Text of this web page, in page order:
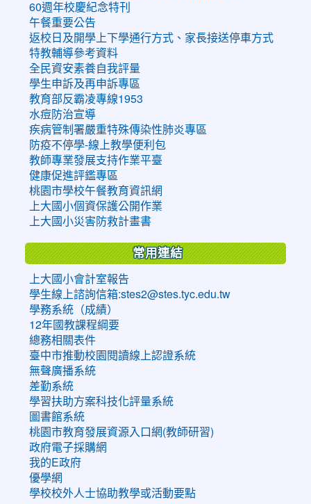
60週年校慶紀念特刊
午餐重要公告
返校日及開學上下學通行方式、家長接送停車方式
特教輔導參考資料
全民資安素養自我評量
學生申訴及再申訴專區
教育部反霸凌專線1953
水痘防治宣導
疾病管制署嚴重特殊傳染性肺炎專區
防疫不停學-線上教學便利包
教師專業發展支持作業平臺
健康促進評鑑專區
桃園市學校午餐教育資訊網
上大國小個資保護公開作業
上大國小災害防救計畫書
常用連結
上大國小會計室報告
學生線上諮詢信箱:stes2@stes.tyc.edu.tw
學務系統（成績）
12年國教課程綱要
總務相關表件
臺中市推動校園閱讀線上認證系統
無聲廣播系統
差勤系統
學習扶助方案科技化評量系統
圖書館系統
桃園市教育發展資源入口網(教師研習)
政府電子採購網
我的E政府
優學網
學校校外人士協助教學或活動要點